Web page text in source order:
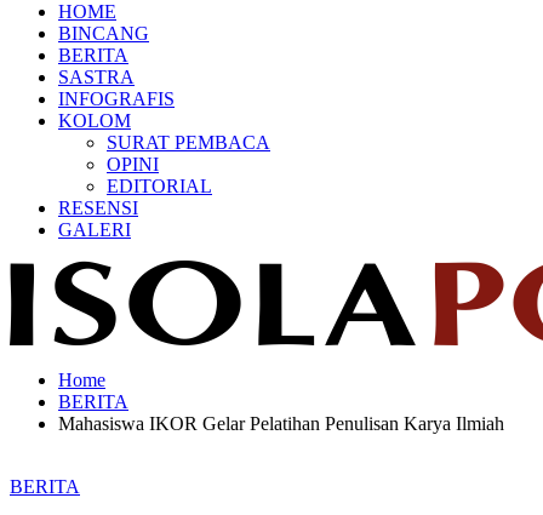
HOME
BINCANG
BERITA
SASTRA
INFOGRAFIS
KOLOM
SURAT PEMBACA
OPINI
EDITORIAL
RESENSI
GALERI
Home
BERITA
Mahasiswa IKOR Gelar Pelatihan Penulisan Karya Ilmiah
BERITA